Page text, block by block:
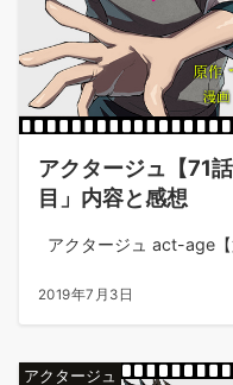
アクタージュ【71
目」内容と感想
アクタージュ act-age
2019年7月3日
アクタージュ